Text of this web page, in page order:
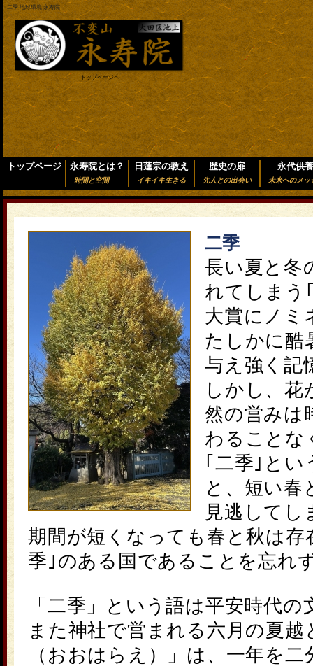
二季 地球環境 永寿院
トップページへ
トップページ 永寿院とは？
時間と空間
日蓮宗の教え
イキイキ生きる
歴史の扉
先人との出会い
永代供
未来へのメッ
二季
長い夏と冬
れてしまう
大賞にノミ
たしかに酷
与え強く記
しかし、花
然の営みは
わることな
｢ 二季 ｣と
と、短い春
見逃してし
期間が短くなっても春と秋は存
季｣のある国であることを忘れ
「 二季 」という語は平安時代
また神社で営まれる六月の夏
（おおはらえ）」は、一年を二